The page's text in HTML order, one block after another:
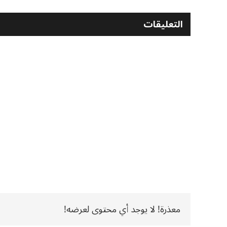
التعليقات
معذرة! لا يوجد أي محتوى لعرضه!